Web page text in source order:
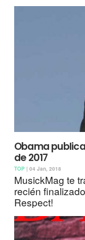
Obama
de 2017
TOP | 04 Jan, 2018
MusickMag te
recién
Respect!